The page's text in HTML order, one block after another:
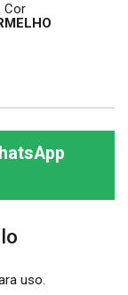
Cor
uso.